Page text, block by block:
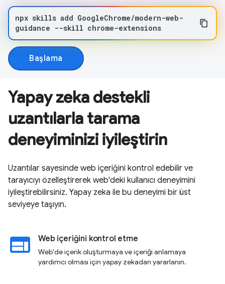
npx skills add GoogleChrome/modern-web-
guidance --skill chrome-extensions
Başlama
Yapay zeka destekli
uzantılarla tarama
deneyiminizi iyileştirin
Uzantılar sayesinde web içeriğini kontrol edebilir ve
tarayıcıyı özelleştirerek web'deki kullanıcı deneyimini
iyileştirebilirsiniz. Yapay zeka ile bu deneyimi bir üst
seviyeye taşıyın.
web Web içeriğini kontrol etme
Web'de içerik oluşturmaya ve içeriği anlamaya
yardımcı olması için yapay zekadan yararlanın.